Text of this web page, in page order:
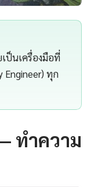
เป็นเครื่องมือที่
Engineer) ทุก
ทำความ